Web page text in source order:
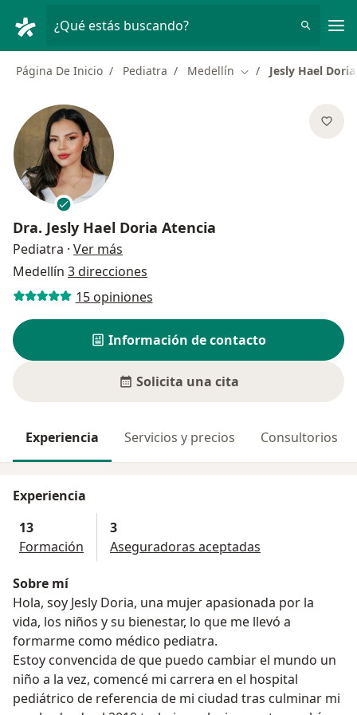
¿Qué estás buscando?
Página De Inicio Pediatra Medellín Cambiar de ciudad
Jesly Hael
Dra. Jesly Hael Doria Atencia
Pediatra · Ver más
Medellín 3 direcciones
15 opiniones
Información de contacto
Solicita una cita
Experiencia Servicios y precios Consultorios
Experiencia
13
Formación
3
Aseguradoras aceptadas
Sobre mí
Hola, soy Jesly Doria, una mujer apasionada por la
vida, los niños y su bienestar, lo que me llevó a
formarme como médico pediatra.
Estoy convencida de que puedo cambiar el mundo un
niño a la vez, comencé mi carrera en el hospital
pediátrico de referencia de mi ciudad tras culminar mi